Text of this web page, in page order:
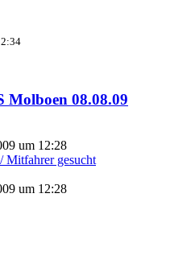
Molboen 08.08.09
um 12:28
Mitfahrer gesucht
um 12:28